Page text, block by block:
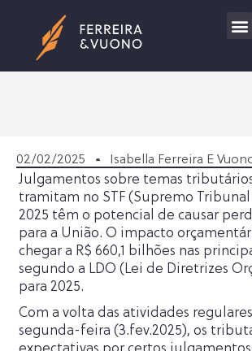
02/02/2025 Isabella Ferreira E
Julgamentos sobre temas
tramitam no STF (Supremo
2025 têm o potencial de causar
para a União. O impacto
chegar a R$ 660,1 bilhões nas
segundo a LDO (Lei de Diretrizes
para 2025.
Com a volta das atividades
segunda-feira (3.fev.2025), os